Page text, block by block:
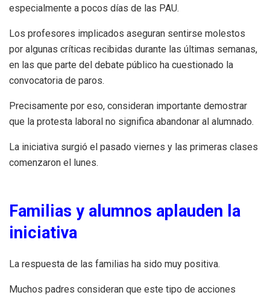
especialmente a pocos días de las PAU.
Los profesores implicados aseguran sentirse molestos
por algunas críticas recibidas durante las últimas semanas,
en las que parte del debate público ha cuestionado la
convocatoria de paros.
Precisamente por eso, consideran importante demostrar
que la protesta laboral no significa abandonar al alumnado.
La iniciativa surgió el pasado viernes y las primeras clases
comenzaron el lunes.
Familias y alumnos aplauden la
iniciativa
La respuesta de las familias ha sido muy positiva.
Muchos padres consideran que este tipo de acciones